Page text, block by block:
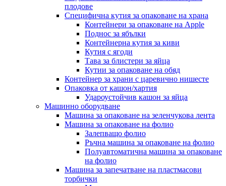
плодове
Специфична кутия за опаковане на храна
Контейнери за опаковане на Apple
Поднос за ябълки
Контейнерна кутия за киви
Кутия с ягоди
Тава за блистери за яйца
Кутии за опаковане на обяд
Контейнер за храни с царевично нишесте
Опаковка от кашон/хартия
Удароустойчив кашон за яйца
Машинно оборудване
Машина за опаковане на зеленчукова лента
Машина за опаковане на фолио
Залепващо фолио
Ръчна машина за опаковане на фолио
Полуавтоматична машина за опаковане
на фолио
Машина за запечатване на пластмасови
торбички